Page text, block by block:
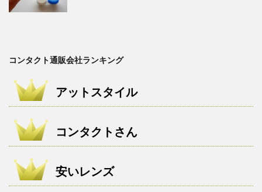
コンタクト通販会社ランキング
アットスタイル
コンタクトさん
安いレンズ